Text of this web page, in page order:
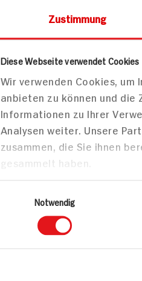
Zustimmung
Diese Webseite verwendet Cookies
Wir verwenden Cookies,
anbieten zu können und
Informationen zu Ihrer
Analysen weiter. Unsere
zusammen, die Sie ihnen
gesammelt haben.
Notwendig
Mediterraner
Nudelsalat mit
Für 2 Personen
90 min